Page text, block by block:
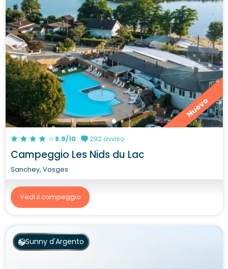
Nuovo
8.9/10 292 avviso
Campeggio Les Nids du Lac
Sanchey, Vosges
Vedi il campeggio
Sunny d'Argento